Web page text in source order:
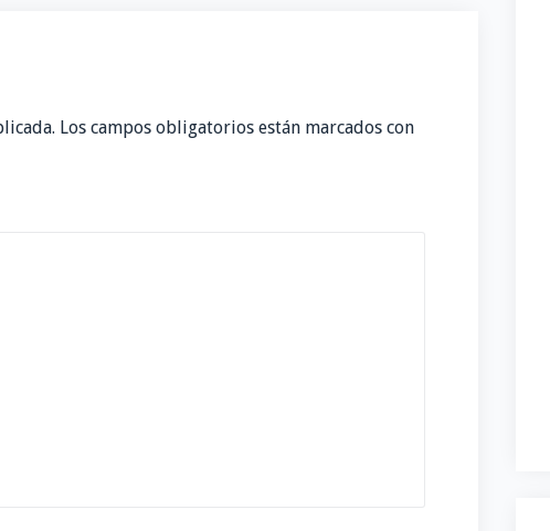
Los campos obligatorios están marcados con